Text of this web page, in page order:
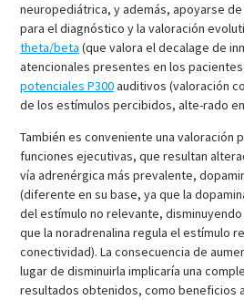
neuropediátrica, y además, apoyarse
para el diagnóstico y la valoración
theta/beta (que valora el decalage de
atencionales presentes en los pacientes
potenciales P300auditivos (valoración
de los estímulos percibidos, alte-rado
También es conveniente una valoración
funciones ejecutivas, que resultan
vía adrenérgica más prevalente,
(diferente en su base, ya que la
del estímulo no relevante,
que la noradrenalina regula el estímulo
conectividad). La consecuencia de
lugar de disminuirla implicaría una
resultados obtenidos, como beneficios